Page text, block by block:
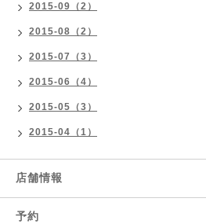
2015-09（2）
2015-08（2）
2015-07（3）
2015-06（4）
2015-05（3）
2015-04（1）
店舗情報
予約